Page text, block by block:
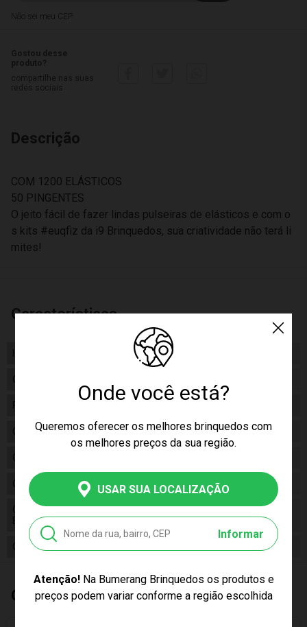
Onde você está?
Queremos oferecer os melhores brinquedos com
os melhores preços da sua região.
USAR SUA LOCALIZAÇÃO
Informar
Atenção!Na Bumerang Brinquedos os produtos e
preços podem variar conforme a região escolhida
Não sei meu CEP
Descrição
COM 1200 ELÁSTICOS
50 PINGENTES
O jeito fácil de fazer lindas pulseiras de elásticos e com o
s kits #euqfiz da i9 Brinquedos, sua criatividade não terá li
mites!
Características
Gênero
Fabricante
Código BRI0018
Código de Barras
Composição Plástico
Conteúdo da
Embalagem
01 EZBandz Kit Faz Pulseiras Caixa com
1200 Elásticos
Cor Produto
Quem Comprou, Também Levou